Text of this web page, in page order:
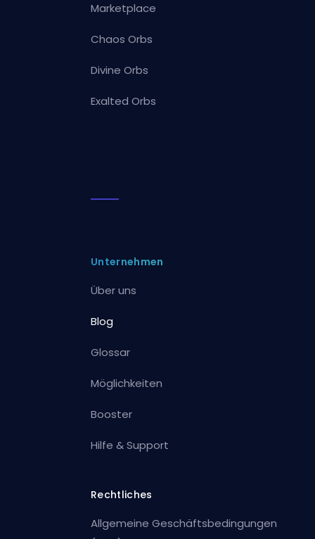
Marketplace
Chaos Orbs
Divine Orbs
Exalted Orbs
Unternehmen
Über uns
Blog
Glossar
Möglichkeiten
Booster
Hilfe & Support
Rechtliches
Allgemeine Geschäftsbedingungen